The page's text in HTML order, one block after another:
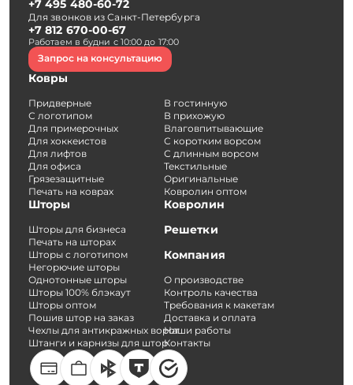
+7 495 480-60-72
Для звонков из Санкт-Петербурга
+7 812 670-00-67
Работаем в будни с 10:00 до 17:00
Запрос на консультацию
Ковры
Придверные
С логотипом
Для примерочных
Для хоккеистов
Для лифтов
Для офиса
Грязезащитные
Печать на коврах
В гостинную
В прихожую
Влаговпитывающие
С коротким ворсом
С длинным ворсом
Текстильные
Оригинальные
Ковролин оптом
Шторы
Шторы для бизнеса
Печать на шторах
Шторы с логотипом
Негорючие шторы
Однотонные шторы
Шторы 100% блэкаут
Шторы оптом
Пошив штор на заказ
Чехлы для антикражных ворот
Штанги и карнизы для штор
Ковролин
Решетки
Компания
О производстве
Контроль качества
Требования к макетам
Доставка и оплата
Наши работы
Контакты